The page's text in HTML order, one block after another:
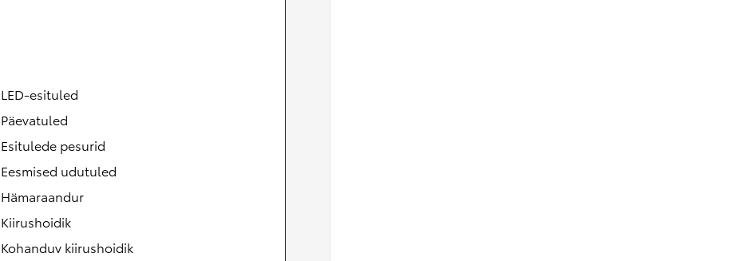
LED-esituled
Päevatuled
Esitulede pesurid
Eesmised udutuled
Hämaraandur
Kiirushoidik
Kohanduv kiirushoidik